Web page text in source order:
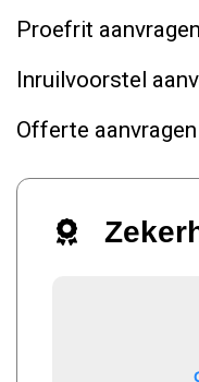
Proefrit aanvragen
Inruilvoorstel
Offerte aanvragen